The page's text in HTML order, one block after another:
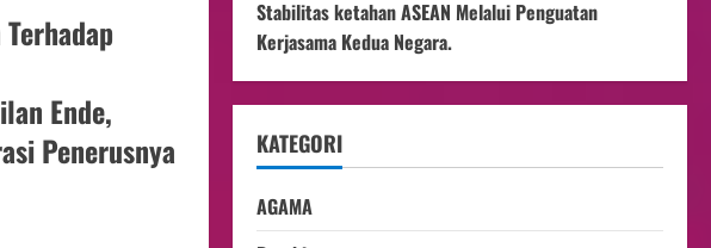
Ende,
Penerusnya
Stabilitas ketahan ASEAN Melalui Penguatan
Kerjasama Kedua Negara.
KATEGORI
AGAMA